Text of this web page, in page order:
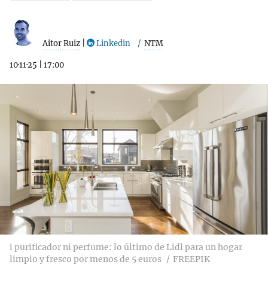
Aitor Ruiz Linkedin NTM
10·11·25 17:00
i purificador ni perfume: lo último de Lidl para un hogar
limpio y fresco por menos de 5 euros
FREEPIK